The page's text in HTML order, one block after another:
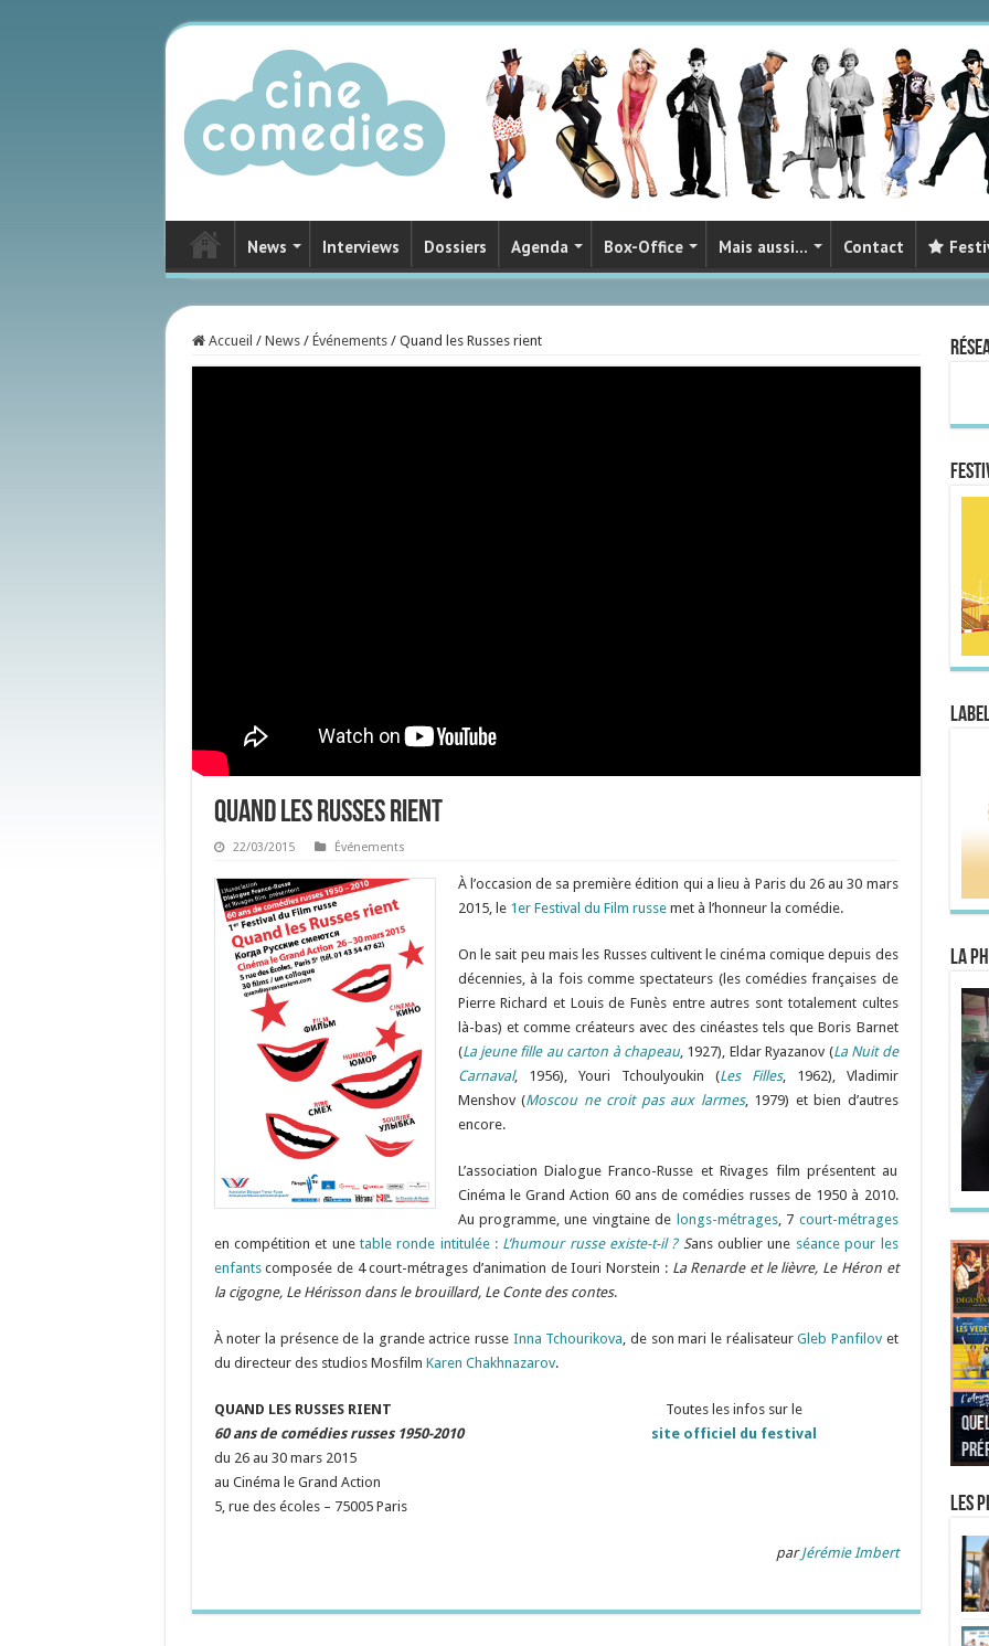
News Interviews Dossiers Agenda Box-Office Mais aussi… Contact
Accueil / News / Événements / Quand les Russes rient
Quand les Russes rient
22/03/2015 Événements
À l’occasion de sa première édition qui a lieu à Paris du 26 au 30 mars
2015, le 1er Festival du Film russemet à l’honneur la comédie.
On le sait peu mais les Russes cultivent le cinéma comique depuis des
décennies, à la fois comme spectateurs (les comédies françaises de
Pierre Richard et Louis de Funès entre autres sont totalement cultes
là-bas) et comme créateurs avec des cinéastes tels que Boris Barnet
(La jeune fille au carton à chapeau, 1927), Eldar Ryazanov (La Nuit de
Carnaval, 1956), Youri Tchoulyoukin (Les Filles, 1962), Vladimir
Menshov (Moscou ne croit pas aux larmes, 1979) et bien d’autres
encore.
L’association Dialogue Franco-Russe et Rivages film présentent au
Cinéma le Grand Action 60 ans de comédies russes de 1950 à 2010.
Au programme, une vingtaine de longs-métrages, 7 court-métrages
en compétition et une table ronde intitulée : L’humour russe existe-t-il ?Sans oublier une séance pour les
enfantscomposée de 4 court-métrages d’animation de Iouri Norstein : La Renarde et le lièvre, Le Héron et
la cigogne, Le Hérisson dans le brouillard, Le Conte des contes.
À noter la présence de la grande actrice russe Inna Tchourikova, de son mari le réalisateurGleb Panfilovet
du directeur des studios Mosfilm Karen Chakhnazarov.
QUAND LES RUSSES RIENT
60 ans de comédies russes 1950-2010
du 26 au 30 mars 2015
au Cinéma le Grand Action
5, rue des écoles – 75005 Paris
Toutes les infos sur le
site officiel du festival
parJérémie Imbert
La
Les